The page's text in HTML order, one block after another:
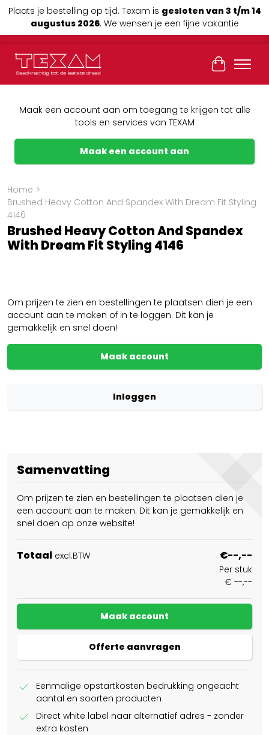
Plaats je bestelling op tijd. Texam is gesloten van 3 t/m 14
augustus 2026. We wensen je een fijne vakantie
Maak een account aan om toegang te krijgen tot alle
tools en services van TEXAM
Maak een account aan
Home >
Brushed Heavy Cotton And Spandex With Dream Fit Styling
4146
Brushed Heavy Cotton And Spandex
With Dream Fit Styling 4146
Om prijzen te zien en bestellingen te plaatsen dien je een
account aan te maken of in te loggen. Dit kan je
gemakkelijk en snel doen!
Maak account
Inloggen
Samenvatting
Om prijzen te zien en bestellingen te plaatsen dien je
een account aan te maken. Dit kan je gemakkelijk en
snel doen op onze website!
Totaal excl.BTW €--,--
Per stuk
€ --,--
Maak account
Offerte aanvragen
check
Eenmalige opstartkosten bedrukking ongeacht
aantal en soorten producten
check
Direct white label naar alternatief adres - zonder
extra kosten